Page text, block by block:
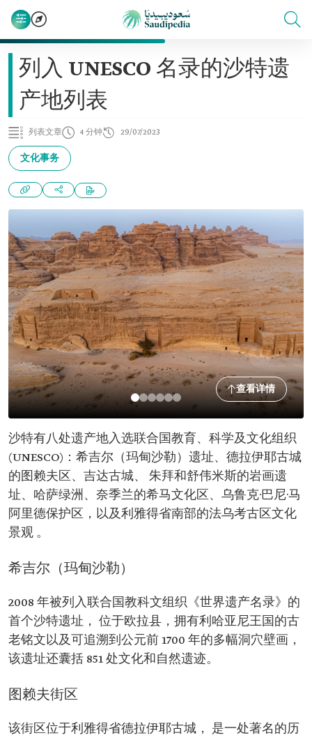
列入 UNESCO 名录的沙特遗
产地列表
列表文章 4 分钟 29/07/2023
文化事务
查看详情
沙特有八处遗产地入选联合国教育、科学及文化组织
(UNESCO)：希吉尔（玛甸沙勒）遗址、德拉伊耶古城
的图赖夫区、吉达古城、 朱拜和舒伟米斯的岩画遗
址、哈萨绿洲、奈季兰的希马文化区、乌鲁克·巴尼·马
阿里德保护区，以及利雅得省南部的法乌考古区文化
景观 。
希吉尔（玛甸沙勒）
2008 年被列入联合国教科文组织《世界遗产名录》的
首个沙特遗址， 位于欧拉县，拥有利哈亚尼王国的古
老铭文以及可追溯到公元前 1700 年的多幅洞穴壁画，
该遗址还囊括 851 处文化和自然遗迹。
图赖夫街区
该街区位于利雅得省德拉伊耶古城， 是一处著名的历